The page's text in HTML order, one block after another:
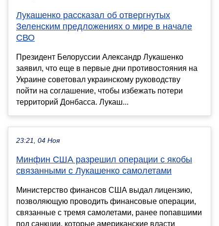
Лукашенко рассказал об отвергнутых
Зеленским предложениях о мире в начале
СВО
Президент Белоруссии Александр Лукашенко
заявил, что еще в первые дни противостояния на
Украине советовал украинскому руководству
пойти на соглашение, чтобы избежать потери
территорий Донбасса. Лукаш...
23:21, 04 Ноя
Минфин США разрешил операции с якобы
связанными с Лукашенко самолетами
Министерство финансов США выдал лицензию,
позволяющую проводить финансовые операции,
связанные с тремя самолетами, ранее попавшими
под санкции, которые американские власти